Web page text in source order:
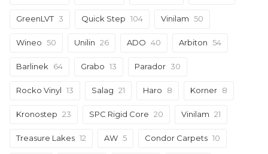
GreenLVT 3 Quick Step 104 Vinilam 50
Wineo 50 Unilin 26 ADO 40 Arbiton 54
Barlinek 64 Grabo 13 Parador 30
Rocko Vinyl 13 Salag 21 Haro 8 Korner 8
Kronostep 23 SPC Rigid Core 20 Vinilam 21
Treasure Lakes 12 AW 5 Condor Carpets 10